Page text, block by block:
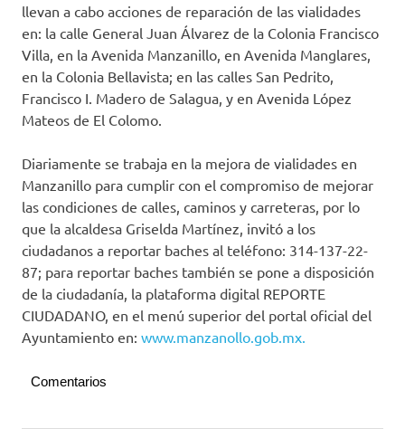
llevan a cabo acciones de reparación de las vialidades
en: la calle General Juan Álvarez de la Colonia Francisco
Villa, en la Avenida Manzanillo, en Avenida Manglares,
en la Colonia Bellavista; en las calles San Pedrito,
Francisco I. Madero de Salagua, y en Avenida López
Mateos de El Colomo.
Diariamente se trabaja en la mejora de vialidades en
Manzanillo para cumplir con el compromiso de mejorar
las condiciones de calles, caminos y carreteras, por lo
que la alcaldesa Griselda Martínez, invitó a los
ciudadanos a reportar baches al teléfono: 314-137-22-
87; para reportar baches también se pone a disposición
de la ciudadanía, la plataforma digital REPORTE
CIUDADANO, en el menú superior del portal oficial del
Ayuntamiento en: www.manzanollo.gob.mx.
Comentarios